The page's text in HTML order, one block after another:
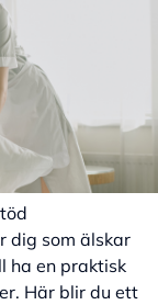
dig som älskar
ha en praktisk
Här blir du ett